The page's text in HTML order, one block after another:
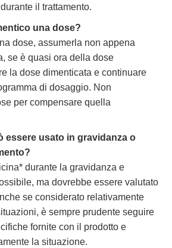
il trattamento.
una dose?
dose, assumerla non appena
se è quasi ora della dose
la dose dimenticata e continuare
di dosaggio. Non
per compensare quella
essere usato in gravidanza o
durante la gravidanza e
ma dovrebbe essere valutato
se considerato relativamente
è sempre prudente seguire
fornite con il prodotto e
la situazione.